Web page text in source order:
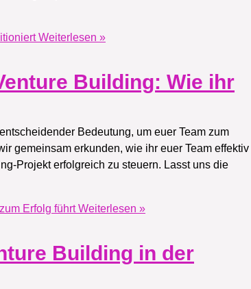
Weiterlesen »
Building: Wie ihr
Bedeutung, um euer Team zum
gemeinsam erkunden, wie ihr euer Team effektiv
Projekt erfolgreich zu steuern. Lasst uns die
Erfolg führtWeiterlesen »
Building in der